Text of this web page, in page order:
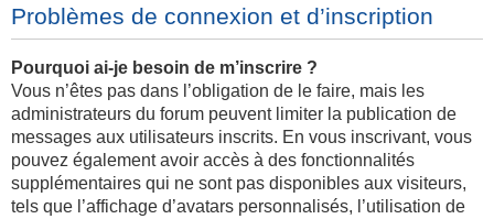
Problèmes de connexion et d’inscription
Pourquoi ai-je besoin de m’inscrire ?
Vous n’êtes pas dans l’obligation de le faire, mais les
administrateurs du forum peuvent limiter la publication de
messages aux utilisateurs inscrits. En vous inscrivant, vous
pouvez également avoir accès à des fonctionnalités
supplémentaires qui ne sont pas disponibles aux visiteurs,
tels que l’affichage d’avatars personnalisés, l’utilisation de